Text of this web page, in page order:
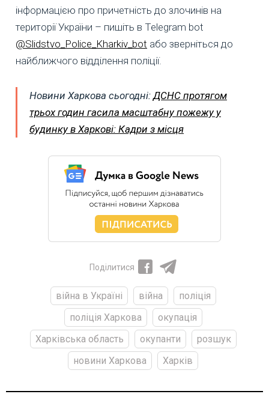
інформацією про причетність до злочинів на
території України – пишіть в Telegram bot
@Slidstvo_Police_Kharkiv_bot або зверніться до
найближчого відділення поліції.
Новини Харкова сьогодні: ДСНС протягом
трьох годин гасила масштабну пожежу у
будинку в Харкові: Кадри з місця
Поділитися
війна в Україні війна
поліція
поліція Харкова
окупація
Харківська область
окупанти
розшук
новини Харкова
Харків